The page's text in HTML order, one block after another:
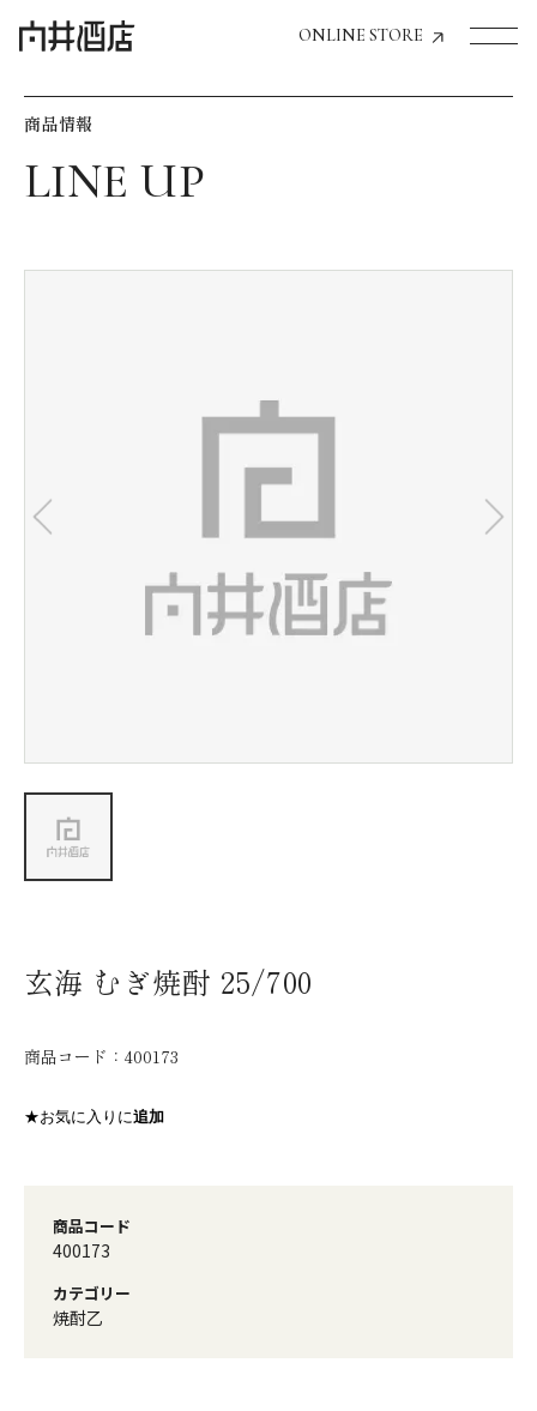
ONLINE STORE
飲食店経営のお客様
お気に入り機能の活用方法
会社情報
商品情報
玄海 むぎ焼酎 25/700
商品コード： 400173
★お気に入りに追加
商品コード
400173
カテゴリー
焼酎乙